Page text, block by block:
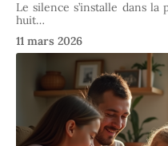
Le silence s’installe dans
huit…
11 mars 2026